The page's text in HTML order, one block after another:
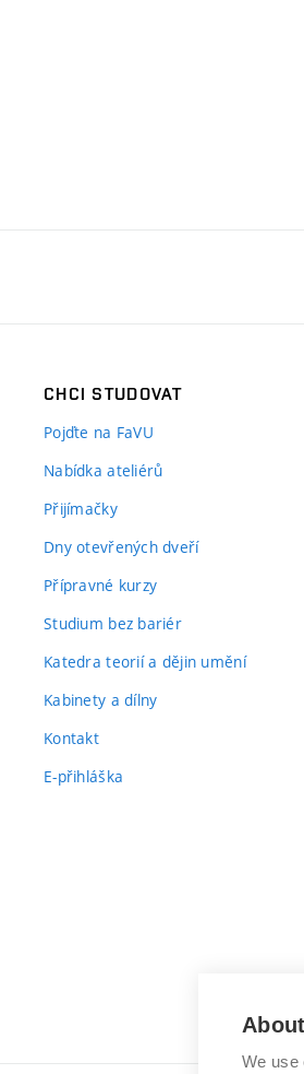
CHCI STUDOVAT
Pojďte na FaVU
Nabídka ateliérů
Přijímačky
Dny otevřených dveří
Přípravné kurzy
Studium bez bariér
Katedra teorií a dějin umění
Kabinety a dílny
Kontakt
E-přihláška
We use